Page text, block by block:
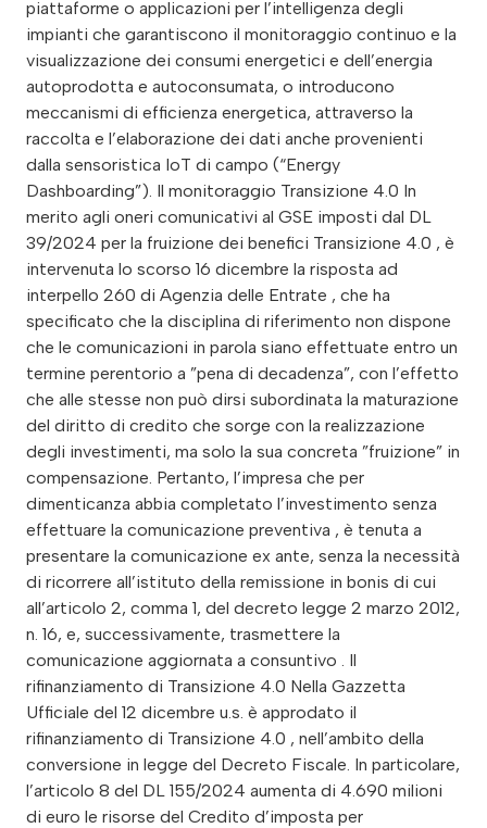
piattaforme o applicazioni per l’intelligenza degli
impianti che garantiscono il monitoraggio continuo e la
visualizzazione dei consumi energetici e dell’energia
autoprodotta e autoconsumata, o introducono
meccanismi di efficienza energetica, attraverso la
raccolta e l’elaborazione dei dati anche provenienti
dalla sensoristica IoT di campo (“Energy
Dashboarding”). Il monitoraggio Transizione 4.0 In
merito agli oneri comunicativi al GSE imposti dal DL
39/2024 per la fruizione dei benefici Transizione 4.0 , è
intervenuta lo scorso 16 dicembre la risposta ad
interpello 260 di Agenzia delle Entrate , che ha
specificato che la disciplina di riferimento non dispone
che le comunicazioni in parola siano effettuate entro un
termine perentorio a ”pena di decadenza”, con l’effetto
che alle stesse non può dirsi subordinata la maturazione
del diritto di credito che sorge con la realizzazione
degli investimenti, ma solo la sua concreta ”fruizione” in
compensazione. Pertanto, l’impresa che per
dimenticanza abbia completato l’investimento senza
effettuare la comunicazione preventiva , è tenuta a
presentare la comunicazione ex ante, senza la necessità
di ricorrere all’istituto della remissione in bonis di cui
all’articolo 2, comma 1, del decreto legge 2 marzo 2012,
n. 16, e, successivamente, trasmettere la
comunicazione aggiornata a consuntivo . Il
rifinanziamento di Transizione 4.0 Nella Gazzetta
Ufficiale del 12 dicembre u.s. è approdato il
rifinanziamento di Transizione 4.0 , nell’ambito della
conversione in legge del Decreto Fiscale. In particolare,
l’articolo 8 del DL 155/2024 aumenta di 4.690 milioni
di euro le risorse del Credito d’imposta per